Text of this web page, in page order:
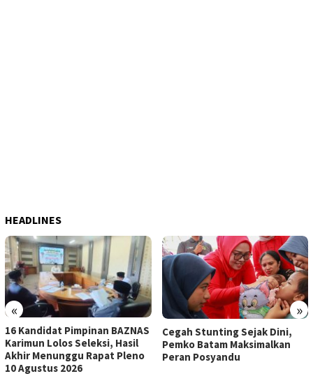
HEADLINES
« »
16 Kandidat Pimpinan BAZNAS
Karimun Lolos Seleksi, Hasil
Akhir Menunggu Rapat Pleno
10 Agustus 2026
Cegah Stunting Sejak Dini,
Pemko Batam Maksimalkan
Peran Posyandu